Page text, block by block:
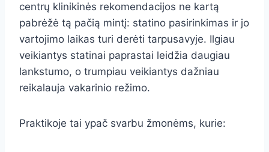
centrų klinikinės rekomendacijos ne kartą
pabrėžė tą pačią mintį: statino pasirinkimas ir jo
vartojimo laikas turi derėti tarpusavyje. Ilgiau
veikiantys statinai paprastai leidžia daugiau
lankstumo, o trumpiau veikiantys dažniau
reikalauja vakarinio režimo.
Praktikoje tai ypač svarbu žmonėms, kurie: